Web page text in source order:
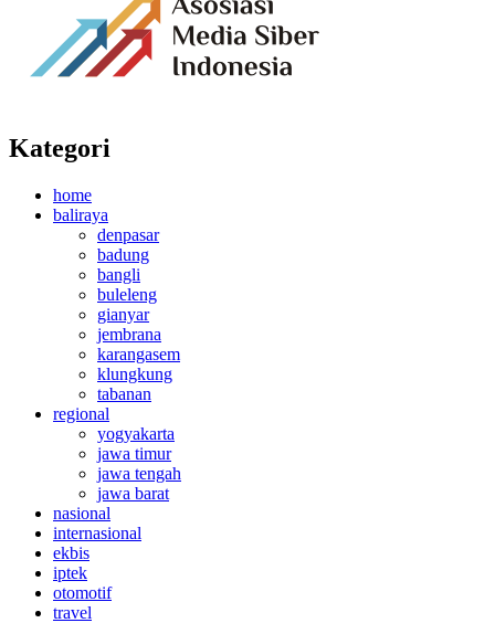
Kategori
home
baliraya
denpasar
badung
bangli
buleleng
gianyar
jembrana
karangasem
klungkung
tabanan
regional
yogyakarta
jawa timur
jawa tengah
jawa barat
nasional
internasional
ekbis
iptek
otomotif
travel